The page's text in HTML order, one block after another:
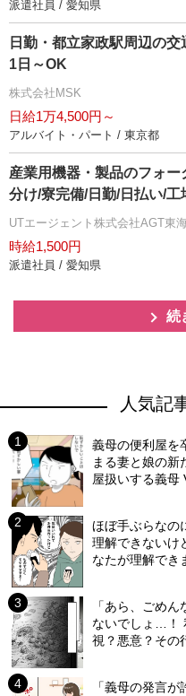
派遣社員 / 愛知県
日勤・都立家政駅周辺の
1日～OK
株式会社MSK
日給1万4,500円～
アルバイト・パート / 東京都
産業用機器・製品のフォ
分け/寮完備/日勤/日払い/工
UTエージェント株式会社AGT東
時給1,500円
派遣社員 / 愛知県
続
人気記
義母の便利屋を
まる妻と娘の新
屋扱いする義母
ほぼ手ぶらなの
理解できないけ
なたが理解でき
「あら、ごめ
ないでしょ…！
視？悪意？その
「義母の発言